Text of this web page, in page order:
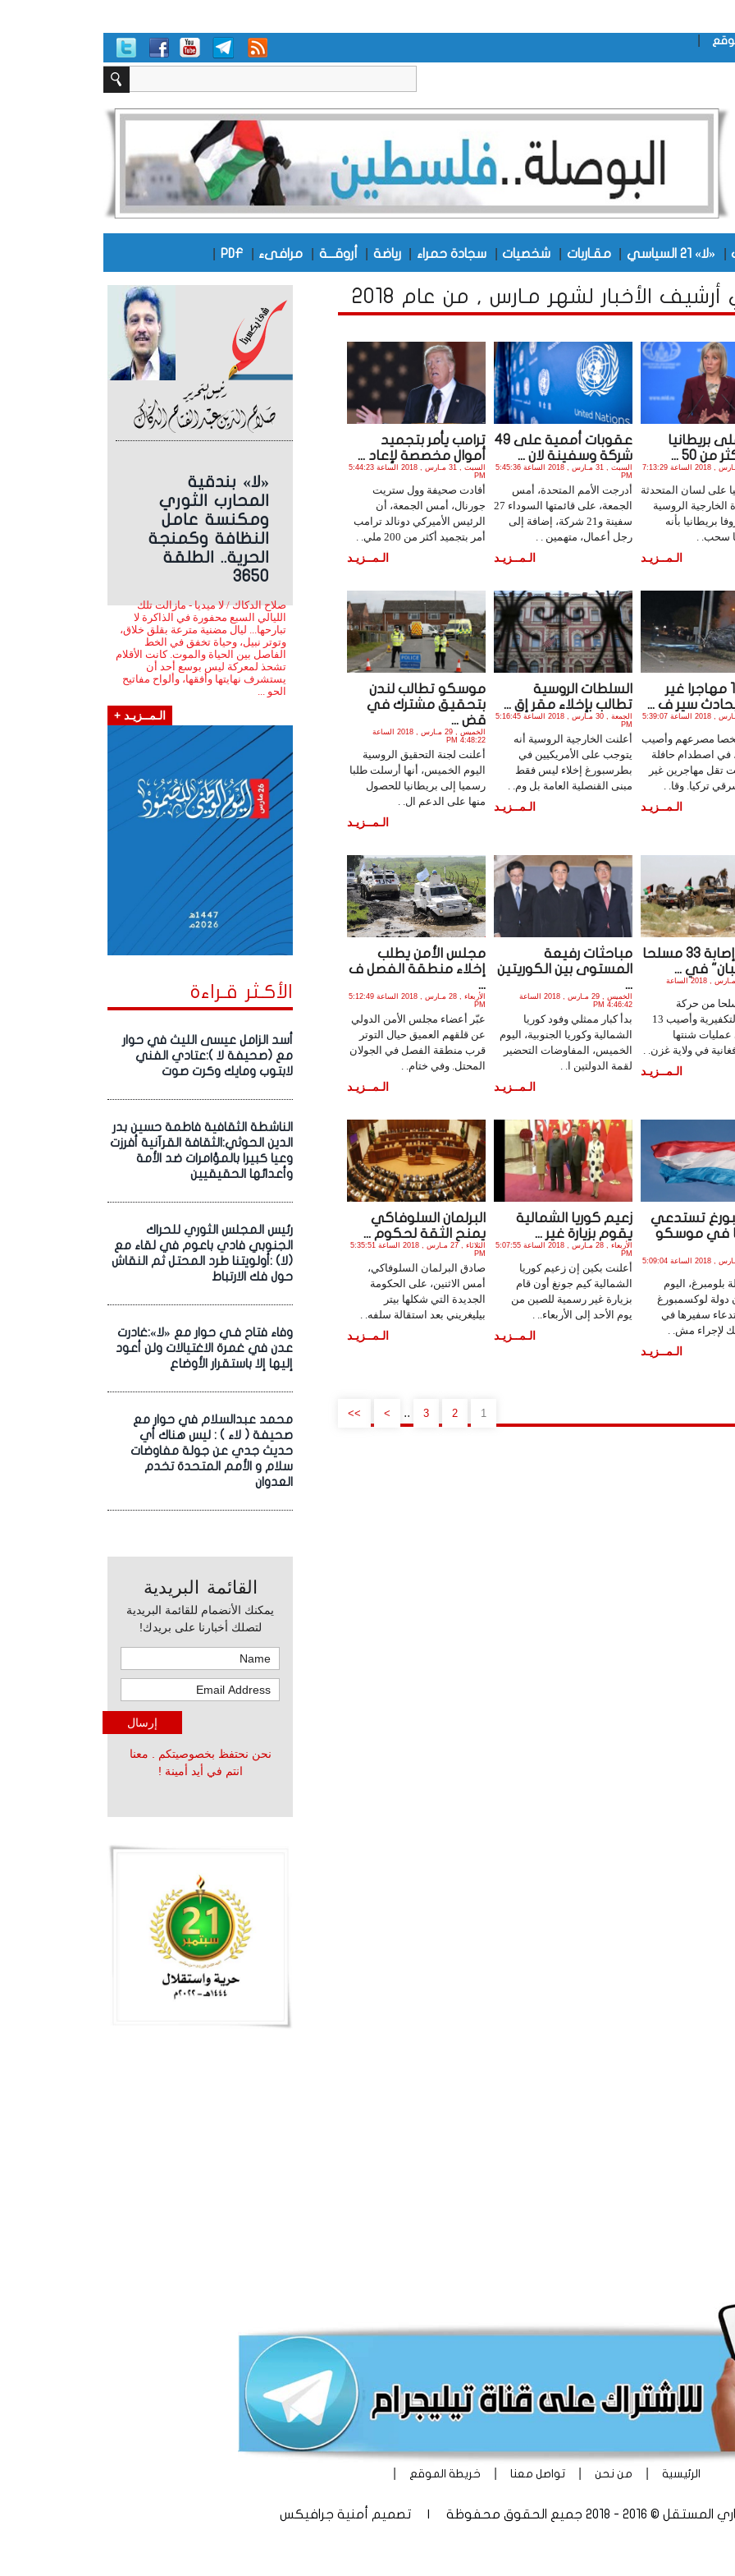
«لا» 21 السياسي مقـاربات شخصيات سجادة حمراء رياضة أروقـــة مرافىء PDF
«لا» بندقية
المحارب الثوري
ومكنسة عامل
النظافة وكمنجة
الحرية.. الطلقة
3650
صلاح الدكاك / لا ميديا - مازالت تلك
الليالي السبع محفورة في الذاكرة لا
تبارحها... ليال مضنية مترعة بقلق خلاق،
وتوتر نبيل، وحياة تخفق في الخط
الفاصل بين الحياة والموت. كانت الأقلام
تشحذ لمعركة ليس بوسع أحد أن
يستشرف نهايتها وأفقها، وألواح مفاتيح
الحو ...
الـمــزيـد +
الأكـثر قـراءة
أسد الزامل عيسى الليث في حوار
مع (صحيفة لا ):عتادي الفني
لابتوب ومايك وكرت صوت
الناشطة الثقافية فاطمة حسين بدر
الدين الحوثي:الثقافة القرآنية أفرزت
وعيا كبيرا بالمؤامرات ضد الأمة
وأعدائها الحقيقيين
رئيس المجلس الثوري للحراك
الجنوبي فادي باعوم في لقاء مع
(لا) :أولويتنا طرد المحتل ثم النقاش
حول فك الارتباط
وفاء فتاح فـي حوار مع «لا»:غادرت
عدن في غمرة الاغتيالات ولن أعود
إليها إلا باستقرار الأوضاع
محمد عبدالسلام في حوار مع
صحيفة ( لاء ) : ليس هناك أي
حديث جدي عن جولة مفاوضات
سلام و الأمم المتحدة تخدم
العدوان
القائمة البريدية
يمكنك الأنضمام للقائمة البريدية
لتصلك أخبارنا على بريدك!
نحن نحتفظ بخصوصيتكم . معنا
انتم في أيد أمينة !
الأخبار لشهر مـارس , من عام 2018
بريطانيا
50 ...
السبت , 31 مـارس , 2018 الساعة 7:13:29
على لسان المتحدثة
الخارجية الروسية
بريطانيا بأنه
سحب. .
الـمــزيـد
عقوبات أممية على 49
شركة وسفينة لان ...
السبت , 31 مـارس , 2018 الساعة 5:45:36
PM
أدرجت الأمم المتحدة، أمس
الجمعة، على قائمتها السوداء 27
سفينة و21 شركة، إضافة إلى
رجل أعمال، متهمين . .
الـمــزيـد
ترامب يأمر بتجميد
أموال مخصصة لإعاد ...
السبت , 31 مـارس , 2018 الساعة 5:44:23
PM
أفادت صحيفة وول ستريت
جورنال، أمس الجمعة، أن
الرئيس الأميركي دونالد ترامب
أمر بتجميد أكثر من 200 ملي. .
الـمــزيـد
مقتل 15 مهاجرا غير
سير ف ...
الجمعة , 30 مـارس , 2018 الساعة 5:39:07
15 شخصا مصرعهم وأصيب
في اصطدام حافلة
تقل مهاجرين غير
تركيا. وقا. .
الـمــزيـد
السلطات الروسية
تطالب بإخلاء مقر إق ...
الجمعة , 30 مـارس , 2018 الساعة 5:16:45
PM
أعلنت الخارجية الروسية أنه
يتوجب على الأمريكيين في
بطرسبورغ إخلاء ليس فقط
مبنى القنصلية العامة بل وم. .
الـمــزيـد
موسكو تطالب لندن
بتحقيق مشترك في
قض ...
الخميس , 29 مـارس , 2018 الساعة
4:48:22 PM
أعلنت لجنة التحقيق الروسية
اليوم الخميس، أنها أرسلت طلبا
رسميا إلى بريطانيا للحصول
منها على الدعم ال. .
الـمــزيـد
مقتل وإصابة 33 مسلحا
في ...
الخميس , 29 مـارس , 2018 الساعة
20 مسلحا من حركة
"طالبان" التكفيرية وأصيب 13
شنتها
في ولاية غزن. .
الـمــزيـد
مباحثات رفيعة
المستوى بين الكوريتين
...
الخميس , 29 مـارس , 2018 الساعة
4:46:42 PM
بدأ كبار ممثلي وفود كوريا
الشمالية وكوريا الجنوبية، اليوم
الخميس، المفاوضات التحضير
لقمة الدولتين ا. .
الـمــزيـد
مجلس الأمن يطلب
إخلاء منطقة الفصل ف
...
الأربعاء , 28 مـارس , 2018 الساعة 5:12:49
PM
عبّر أعضاء مجلس الأمن الدولي
عن قلقهم العميق حيال التوتر
قرب منطقة الفصل في الجولان
المحتل. وفي ختام. .
الـمــزيـد
تستدعي
في موسكو
الأربعاء , 28 مـارس , 2018 الساعة 5:09:04
بلومبرغ، اليوم
أن دولة لوكسمبورغ
سفيرها في
لإجراء مش. .
الـمــزيـد
زعيم كوريا الشمالية
يقوم بزيارة غير ...
الأربعاء , 28 مـارس , 2018 الساعة 5:07:55
PM
أعلنت بكين إن زعيم كوريا
الشمالية كيم جونغ أون قام
بزيارة غير رسمية للصين من
يوم الأحد إلى الأربعاء.. .
الـمــزيـد
البرلمان السلوفاكي
يمنح الثقة لحكوم ...
الثلاثاء , 27 مـارس , 2018 الساعة 5:35:51
PM
صادق البرلمان السلوفاكي،
أمس الاثنين، على الحكومة
الجديدة التي شكلها بيتر
بيليغريني بعد استقالة سلفه. .
الـمــزيـد
1
2
3
..
>
>>
الرئيسية من نحن تواصل معنا خريطة الموقع
2018 جميع الحقوق محفوظة | تصميم أمنية جرافيكس